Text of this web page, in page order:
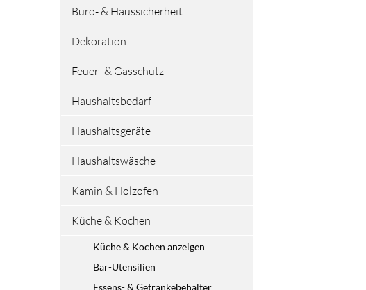
Büro- & Haussicherheit
Dekoration
Feuer- & Gasschutz
Haushaltsbedarf
Haushaltsgeräte
Haushaltswäsche
Kamin & Holzofen
Küche & Kochen
Küche & Kochen anzeigen
Bar-Utensilien
Essens- & Getränkebehälter